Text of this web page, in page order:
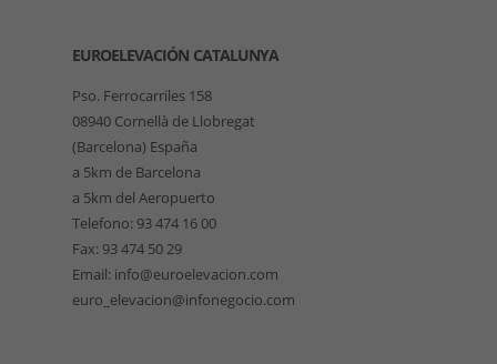
EUROELEVACIÓN CATALUNYA
Pso. Ferrocarriles 158
08940 Cornellà de Llobregat
(Barcelona) España
a 5km de Barcelona
a 5km del Aeropuerto
Telefono: 93 474 16 00
Fax: 93 474 50 29
Email: info@euroelevacion.com
euro_elevacion@infonegocio.com